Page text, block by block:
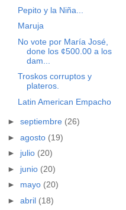
Pepito y la Niña...
Maruja
No vote por María José,
done los ¢500.00 a los
dam...
Troskos corruptos y
plateros.
Latin American Empacho
► septiembre (26)
► agosto (19)
► julio (20)
► junio (20)
► mayo (20)
► abril (18)